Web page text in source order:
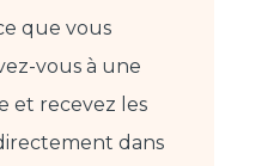
que vous
vous à une
et recevez les
dans